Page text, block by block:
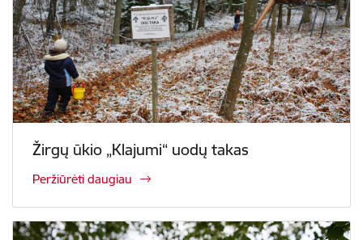
Žirgų ūkio „Klajumi“ uodų takas
Peržiūrėti daugiau